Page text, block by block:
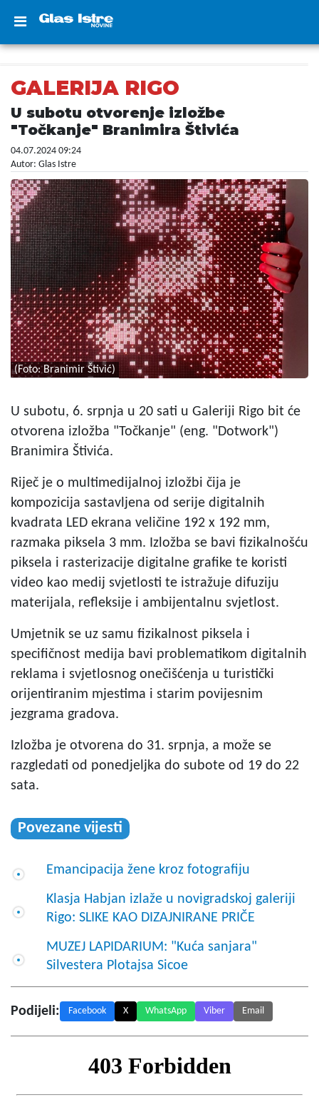
GALERIJA RIGO
U subotu otvorenje izložbe
"Točkanje" Branimira Štivića
04.07.2024 09:24
Autor: Glas Istre
(Foto: Branimir Štivić)
U subotu, 6. srpnja u 20 sati u Galeriji Rigo bit će
otvorena izložba "Točkanje" (eng. "Dotwork")
Branimira Štivića.
Riječ je o multimedijalnoj izložbi čija je
kompozicija sastavljena od serije digitalnih
kvadrata LED ekrana veličine 192 x 192 mm,
razmaka piksela 3 mm. Izložba se bavi fizikalnošću
piksela i rasterizacije digitalne grafike te koristi
video kao medij svjetlosti te istražuje difuziju
materijala, refleksije i ambijentalnu svjetlost.
Umjetnik se uz samu fizikalnost piksela i
specifičnost medija bavi problematikom digitalnih
reklama i svjetlosnog onečišćenja u turistički
orijentiranim mjestima i starim povijesnim
jezgrama gradova.
Izložba je otvorena do 31. srpnja, a može se
razgledati od ponedjeljka do subote od 19 do 22
sata.
Povezane vijesti
Emancipacija žene kroz fotografiju
Klasja Habjan izlaže u novigradskoj galeriji
Rigo: SLIKE KAO DIZAJNIRANE PRIČE
MUZEJ LAPIDARIUM: "Kuća sanjara"
Silvestera Plotajsa Sicoe
Podijeli: Facebook X WhatsApp Viber Email